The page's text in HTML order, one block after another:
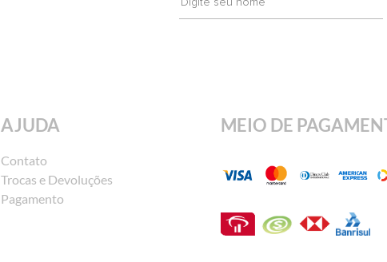
AJUDA
Contato
Trocas e Devoluções
Pagamento
MEIO DE